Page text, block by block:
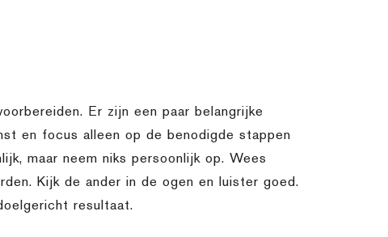
Er zijn een paar belangrijke
en focus alleen op de benodigde stappen
maar neem niks persoonlijk op. Wees
Kijk de ander in de ogen en luister goed.
resultaat.